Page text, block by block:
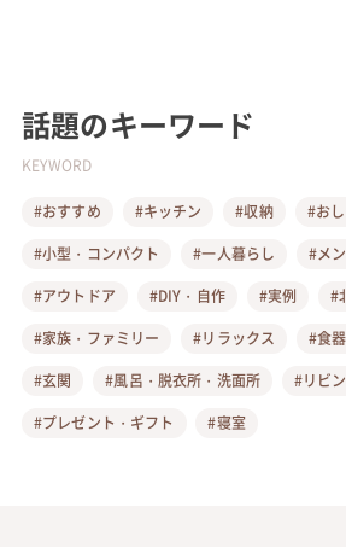
話題のキーワード
KEYWORD
#おすすめ #キッチン #収納
#お
#小型・コンパクト
#一人暮らし
#メ
#アウトドア
#DIY・自作 #実例
#
#家族・ファミリー
#リラックス
#食
#玄関
#風呂・脱衣所・洗面所 #リビ
#プレゼント・ギフト
#寝室